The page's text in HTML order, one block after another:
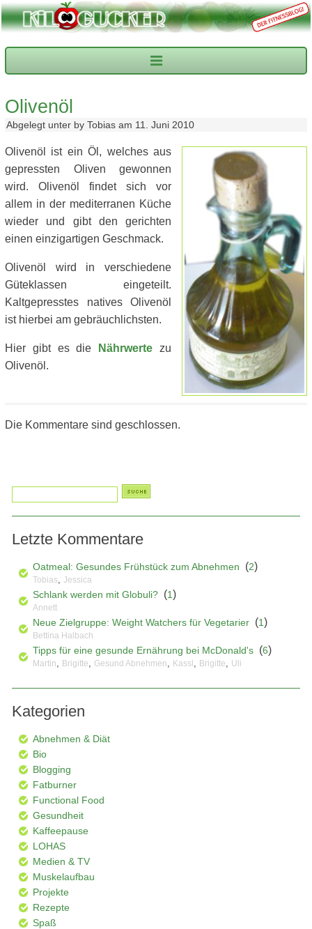
Olivenöl
Abgelegt unter by Tobias am 11. Juni 2010
Olivenöl ist ein Öl, welches aus
gepressten Oliven gewonnen
wird. Olivenöl findet sich vor
allem in der mediterranen Küche
wieder und gibt den gerichten
einen einzigartigen Geschmack.
Olivenöl wird in verschiedene
Güteklassen eingeteilt.
Kaltgepresstes natives Olivenöl
ist hierbei am gebräuchlichsten.
Hier gibt es die Nährwerte zu
Olivenöl.
Die Kommentare sind geschlossen.
Letzte Kommentare
Oatmeal: Gesundes Frühstück zum Abnehmen (2)
Tobias, Jessica
Schlank werden mit Globuli? (1)
Annett
Neue Zielgruppe: Weight Watchers für Vegetarier (1)
Bettina Halbach
Tipps für eine gesunde Ernährung bei McDonald's (6)
Martin, Brigitte, Gesund Abnehmen, Kassl , Brigitte, Uli
Kategorien
Abnehmen & Diät
Bio
Blogging
Fatburner
Functional Food
Gesundheit
Kaffeepause
LOHAS
Medien & TV
Muskelaufbau
Projekte
Rezepte
Spaß